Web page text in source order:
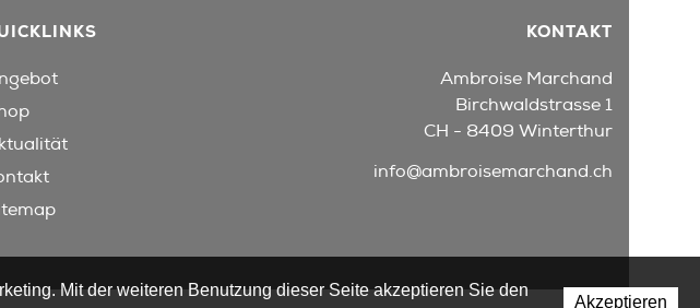
KONTAKT
Ambroise Marchand
Birchwaldstrasse 1
CH - 8409 Winterthur
info@ambroisemarchand.ch
Mit der weiteren Benutzung dieser Seite akzeptieren Sie den
Akzeptieren